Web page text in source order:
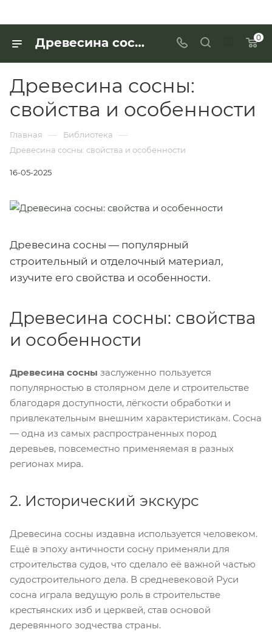
Древесина сосны: свойства и особенности 0
Древесина сосны:
свойства и особенности
Главная — Библиотека —
Древесина сосны: свойства и особенности
16-05-2025
Древесина сосны — популярный
строительный и отделочный материал,
изучите его свойства и особенности.
Древесина сосны: свойства
и особенности
Древесина сосны заслуженно пользуется
популярностью в столярном деле и строительстве
благодаря доступности, лёгкости обработки и
привлекательным внешним характеристикам. Сосна
— одна из самых распространенных пород
деревьев, повсеместно применяемая в разных
регионах мира.
2. Исторический экскурс
Древесина сосны издавна используется человеком.
Ещё в эпоху античности сосну применяли для
строительства судов, что сделало её важной частью
судостроительного дела. В средневековой Руси
сосна играла ведущую роль в строительстве
крестьянских изб и церквей, став основой
деревянного зодчества страны.